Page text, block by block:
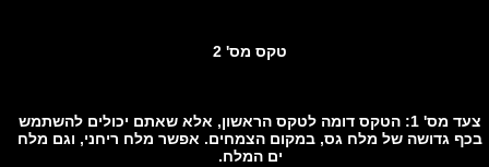
טקס מס' 2
צעד מס' 1: הטקס דומה לטקס הראשון, אלא שאתם יכולים להשתמש
גדושה של מלח גס, במקום הצמחים. אפשר מלח ריחני, וגם מלח
ים המלח.